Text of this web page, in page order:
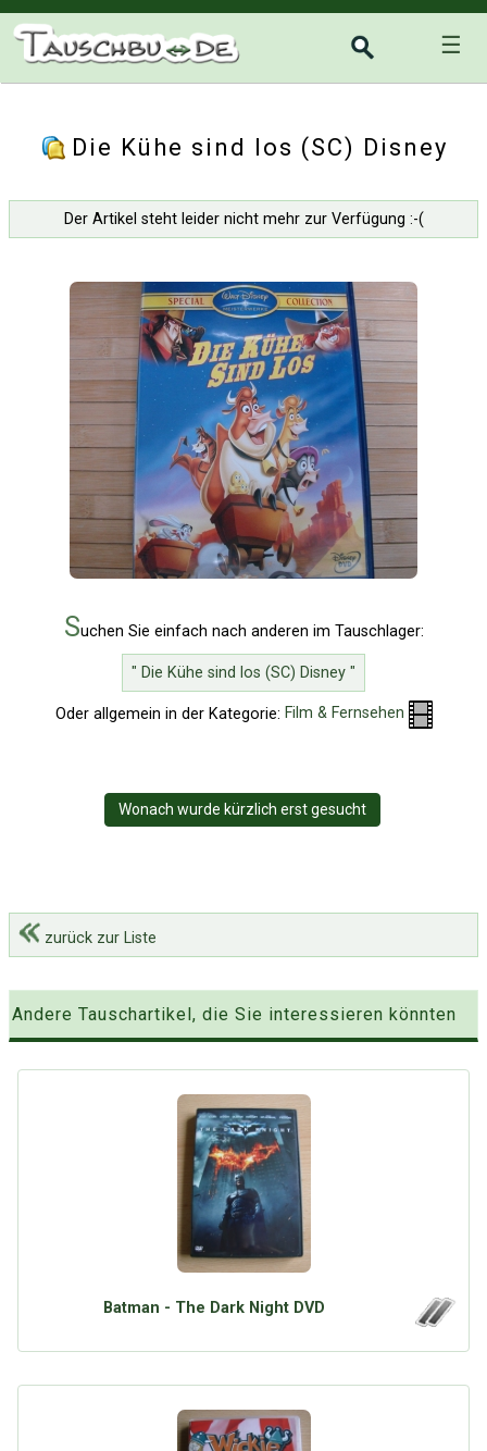
☰
Die Kühe sind los (SC) Disney
Der Artikel steht leider nicht mehr zur Verfügung :-(
Suchen Sie einfach nach anderen im Tauschlager:
" Die Kühe sind los (SC) Disney "
Oder allgemein in der Kategorie: Film & Fernsehen
Wonach wurde kürzlich erst gesucht
zurück zur Liste
Andere Tauschartikel, die Sie interessieren könnten
Batman - The Dark Night DVD